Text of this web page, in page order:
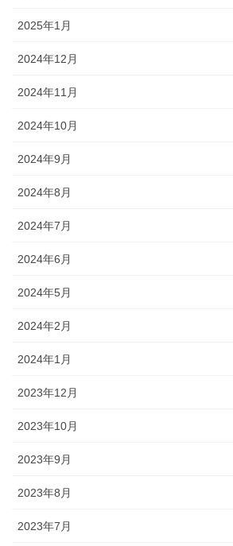
2025年1月
2024年12月
2024年11月
2024年10月
2024年9月
2024年8月
2024年7月
2024年6月
2024年5月
2024年2月
2024年1月
2023年12月
2023年10月
2023年9月
2023年8月
2023年7月